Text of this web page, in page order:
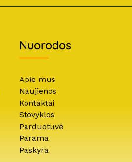
Nuorodos
Apie mus
Naujienos
Kontaktai
Stovyklos
Parduotuvė
Parama
Paskyra